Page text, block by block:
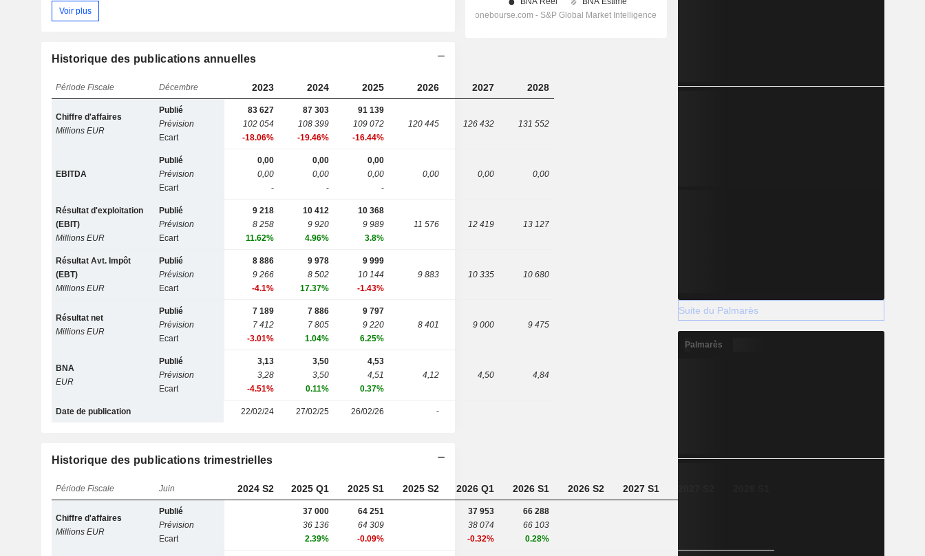
Voir plus
Historique des publications annuelles
Période Fiscale Décembre 2023 2024 2025 2026 2027 2028
Chiffre d'affaires
Millions EUR
Publié
Prévision
Ecart
83 627
102 054
-18.06%
87 303
108 399
-19.46%
91 139
109 072
-16.44%
120 445 126 432 131 552
EBITDA
Publié
Prévision
Ecart
0,00
0,00
-
0,00
0,00
-
0,00
0,00
-
0,00 0,00 0,00
Résultat d'exploitation
(EBIT)
Millions EUR
Publié
Prévision
Ecart
9 218
8 258
11.62%
10 412
9 920
4.96%
10 368
9 989
3.8%
11 576 12 419 13 127
Résultat Avt. Impôt
(EBT)
Millions EUR
Publié
Prévision
Ecart
8 886
9 266
-4.1%
9 978
8 502
17.37%
9 999
10 144
-1.43%
9 883 10 335 10 680
Résultat net
Millions EUR
Publié
Prévision
Ecart
7 189
7 412
-3.01%
7 886
7 805
1.04%
9 797
9 220
6.25%
8 401 9 000 9 475
BNA
EUR
Publié
Prévision
Ecart
3,13
3,28
-4.51%
3,50
3,50
0.11%
4,53
4,51
0.37%
4,12 4,50 4,84
Date de publication 22/02/24 27/02/25 26/02/26 -
Historique des publications trimestrielles
Période Fiscale Juin 2024 S2 2025 Q1 2025 S1 2025 S2 2026 Q1 2026 S1 2026 S2 2027 S1
Chiffre d'affaires
Millions EUR
Publié
Prévision
Ecart
37 000
36 136
2.39%
64 251
64 309
-0.09%
37 953
38 074
-0.32%
66 288
66 103
0.28%
Suite du Palmarès
Palmarès